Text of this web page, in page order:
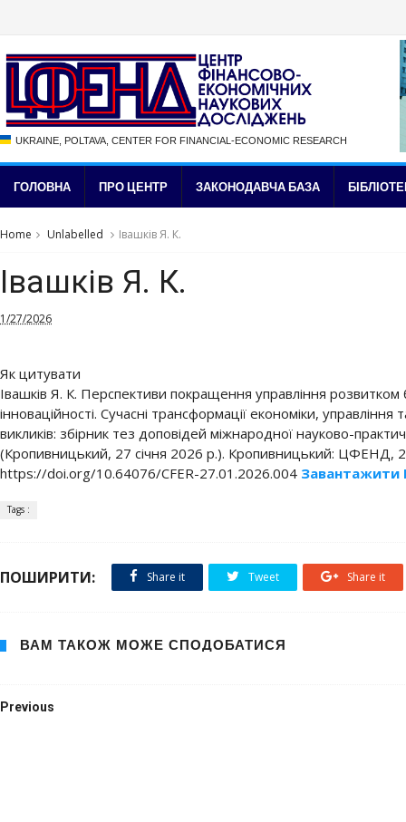
UKRAINE, POLTAVA, CENTER FOR FINANCIAL-ECONOMIC RESEARCH
ГОЛОВНА ПРО ЦЕНТР ЗАКОНОДАВЧА БАЗА
Home Unlabelled Івашків Я. К.
Івашків Я. К.
1/27/2026
Як цитувати
Івашків Я. К. Перспективи покращення управління розвитком
інноваційності. Сучасні трансформації економіки,
викликів: збірник тез доповідей міжнародної науково-
(Кропивницький, 27 січня 2026 р.). Кропивницький: ЦФЕНД,
https://doi.org/10.64076/CFER-27.01.2026.004 Завантажити
Tags :
ПОШИРИТИ: Share it Tweet Share it
ВАМ ТАКОЖ МОЖЕ СПОДОБАТИСЯ
Previous